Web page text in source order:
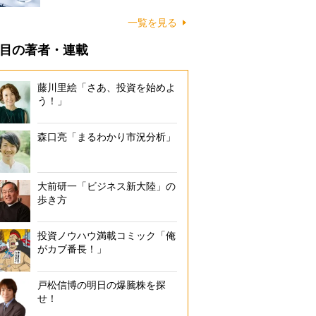
一覧を見る
の著者・連載
藤川里絵「さあ、投資を始めよ
う！」
森口亮「まるわかり市況分析」
大前研一「ビジネス新大陸」の
歩き方
投資ノウハウ満載コミック「俺
がカブ番長！」
戸松信博の明日の爆騰株を探
せ！